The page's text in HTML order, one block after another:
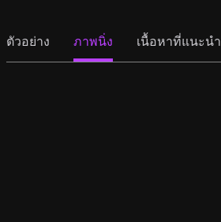
ตัวอย่าง ภาพนิ่ง เนื้อหาที่แนะนำ